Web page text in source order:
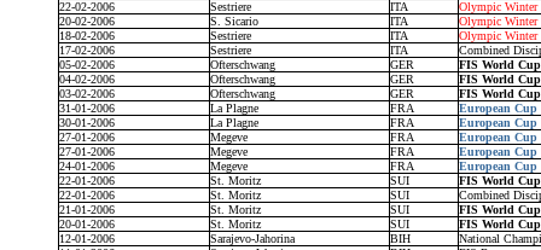
22-02-2006
Sestriere ITA
Olympic Winter
20-02-2006
S. Sicario ITA
Olympic Winter
18-02-2006
Sestriere ITA
Olympic Winter
17-02-2006
Sestriere ITA
Combined
05-02-2006
Ofterschwang GER
FIS World
04-02-2006
Ofterschwang GER
FIS World
03-02-2006
Ofterschwang GER
FIS World
31-01-2006
La Plagne FRA
European Cup
30-01-2006
La Plagne FRA
European Cup
27-01-2006
Megeve FRA
European Cup
27-01-2006
Megeve FRA
European Cup
24-01-2006
Megeve FRA
European Cup
22-01-2006
St. Moritz SUI
FIS World
22-01-2006
St. Moritz SUI
Combined
21-01-2006
St. Moritz SUI
FIS World
20-01-2006
St. Moritz SUI
FIS World
12-01-2006
Sarajevo-Jahorina BIH
National